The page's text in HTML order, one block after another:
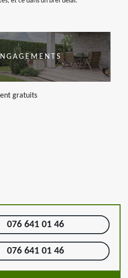
gratuits
076 641 01 46
076 641 01 46